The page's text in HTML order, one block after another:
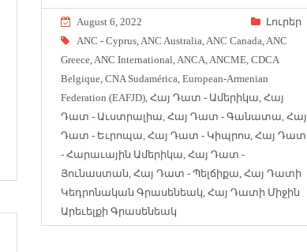
August 6, 2022
Լուրեր
ANC - Cyprus ANC Australia ANC Canada ANC
Greece ANC International ANCA ANCME CDCA
Belgique CNA Sudamérica European-Armenian
Federation (EAFJD) Հայ Դատ - Ամերիկա Հայ
Դատ - Աւստրալիա Հայ Դատ - Գանատա Հայ
Դատ - Եւրոպա Հայ Դատ - Կիպրոս Հայ Դատ
- Հարաւային Ամերիկա Հայ Դատ -
Յունաստան Հայ Դատ - Պելճիքա Հայ Դատի
Կեդրոնական Գրասենեակ Հայ Դատի Միջին
Արեւելքի Գրասենեակ